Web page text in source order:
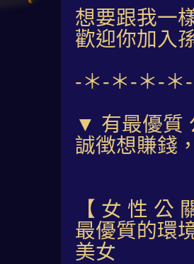
想要跟我一
歡迎你加入
-＊-＊-＊-＊
▼ 有最優質
誠徴想賺錢
【 女 性 公
最優質的環
美女